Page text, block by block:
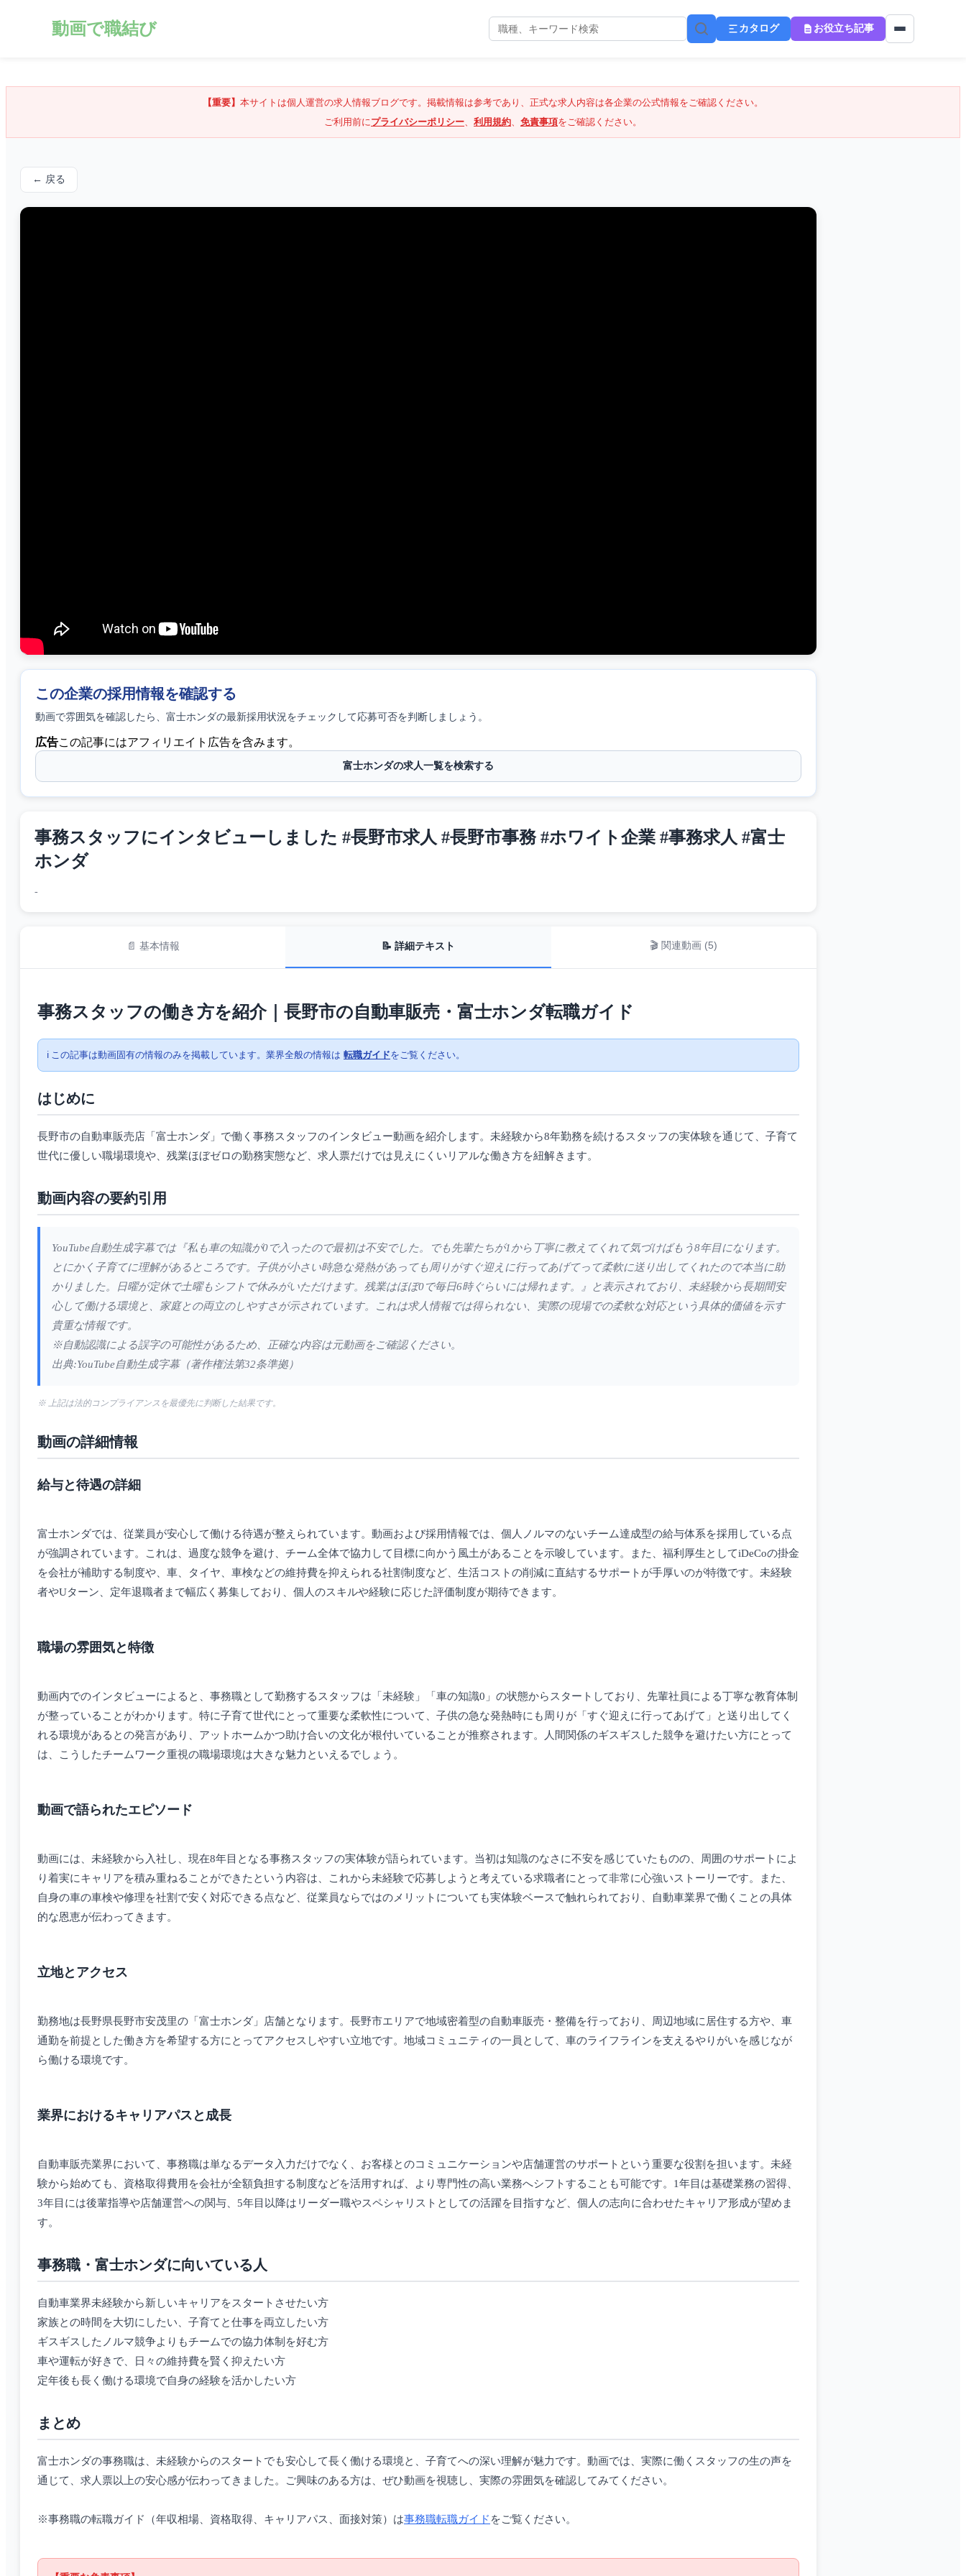
動画で職結び カタログ お役立ち記事
【重要】 本サイトは個人運営の求人情報ブログです。掲載情報は参考であり、正式な求人内容は各企業の公式情報をご確認ください。
ご利用前にプライバシーポリシー、 利用規約、 免責事項をご確認ください。
← 戻る
この企業の採用情報を確認する
動画で雰囲気を確認したら、 富士ホンダの最新採用状況をチェックして応募可否を判断しましょう。
広告この記事にはアフィリエイト広告を含みます。
富士ホンダの求人一覧を検索する
事務スタッフにインタビューしました #長野市求人 #長野市事務 #ホワイト企業 #事務求人 #富士
ホンダ
-
📄 基本情報 📝 詳細テキスト 🎬 関連動画 (5)
事務スタッフの働き方を紹介｜長野市の自動車販売・富士ホンダ転職ガイド
ℹ️ この記事は動画固有の情報のみを掲載しています。業界全般の情報は 転職ガイドをご覧ください。
はじめに
長野市の自動車販売店「富士ホンダ」で働く事務スタッフのインタビュー動画を紹介します。未経験から8年勤務を続けるスタッフの実体験を通じて、子育て
世代に優しい職場環境や、残業ほぼゼロの勤務実態など、求人票だけでは見えにくいリアルな働き方を紐解きます。
動画内容の要約引用
YouTube自動生成字幕では『私も車の知識が0で入ったので最初は不安でした。でも先輩たちが1から丁寧に教えてくれて気づけばもう8年目になります。
とにかく子育てに理解があるところです。子供が小さい時急な発熱があっても周りがすぐ迎えに行ってあげてって柔軟に送り出してくれたので本当に助
かりました。日曜が定休で土曜もシフトで休みがいただけます。残業はほぼ0で毎日6時ぐらいには帰れます。』と表示されており、未経験から長期間安
心して働ける環境と、家庭との両立のしやすさが示されています。これは求人情報では得られない、実際の現場での柔軟な対応という具体的価値を示す
貴重な情報です。
※自動認識による誤字の可能性があるため、正確な内容は元動画をご確認ください。
出典:YouTube自動生成字幕（著作権法第32条準拠）
※ 上記は法的コンプライアンスを最優先に判断した結果です。
動画の詳細情報
給与と待遇の詳細
富士ホンダでは、従業員が安心して働ける待遇が整えられています。動画および採用情報では、個人ノルマのないチーム達成型の給与体系を採用している点
が強調されています。これは、過度な競争を避け、チーム全体で協力して目標に向かう風土があることを示唆しています。また、福利厚生としてiDeCoの掛金
を会社が補助する制度や、車、タイヤ、車検などの維持費を抑えられる社割制度など、生活コストの削減に直結するサポートが手厚いのが特徴です。未経験
者やUターン、定年退職者まで幅広く募集しており、個人のスキルや経験に応じた評価制度が期待できます。
職場の雰囲気と特徴
動画内でのインタビューによると、事務職として勤務するスタッフは「未経験」「車の知識0」の状態からスタートしており、先輩社員による丁寧な教育体制
が整っていることがわかります。特に子育て世代にとって重要な柔軟性について、子供の急な発熱時にも周りが「すぐ迎えに行ってあげて」と送り出してく
れる環境があるとの発言があり、アットホームかつ助け合いの文化が根付いていることが推察されます。人間関係のギスギスした競争を避けたい方にとって
は、こうしたチームワーク重視の職場環境は大きな魅力といえるでしょう。
動画で語られたエピソード
動画には、未経験から入社し、現在8年目となる事務スタッフの実体験が語られています。当初は知識のなさに不安を感じていたものの、周囲のサポートによ
り着実にキャリアを積み重ねることができたという内容は、これから未経験で応募しようと考えている求職者にとって非常に心強いストーリーです。また、
自身の車の車検や修理を社割で安く対応できる点など、従業員ならではのメリットについても実体験ベースで触れられており、自動車業界で働くことの具体
的な恩恵が伝わってきます。
立地とアクセス
勤務地は長野県長野市安茂里の「富士ホンダ」店舗となります。長野市エリアで地域密着型の自動車販売・整備を行っており、周辺地域に居住する方や、車
通勤を前提とした働き方を希望する方にとってアクセスしやすい立地です。地域コミュニティの一員として、車のライフラインを支えるやりがいを感じなが
ら働ける環境です。
業界におけるキャリアパスと成長
自動車販売業界において、事務職は単なるデータ入力だけでなく、お客様とのコミュニケーションや店舗運営のサポートという重要な役割を担います。未経
験から始めても、資格取得費用を会社が全額負担する制度などを活用すれば、より専門性の高い業務へシフトすることも可能です。1年目は基礎業務の習得、
3年目には後輩指導や店舗運営への関与、5年目以降はリーダー職やスペシャリストとしての活躍を目指すなど、個人の志向に合わせたキャリア形成が望めま
す。
事務職・富士ホンダに向いている人
自動車業界未経験から新しいキャリアをスタートさせたい方
家族との時間を大切にしたい、子育てと仕事を両立したい方
ギスギスしたノルマ競争よりもチームでの協力体制を好む方
車や運転が好きで、日々の維持費を賢く抑えたい方
定年後も長く働ける環境で自身の経験を活かしたい方
まとめ
富士ホンダの事務職は、未経験からのスタートでも安心して長く働ける環境と、子育てへの深い理解が魅力です。動画では、実際に働くスタッフの生の声を
通じて、求人票以上の安心感が伝わってきました。ご興味のある方は、ぜひ動画を視聴し、実際の雰囲気を確認してみてください。
※事務職の転職ガイド（年収相場、資格取得、キャリアパス、面接対策）は事務職転職ガイド をご覧ください。